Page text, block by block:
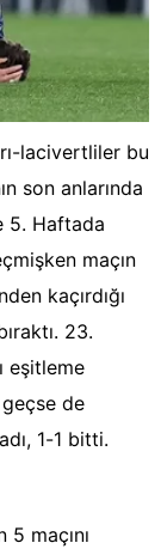
lacivertliler bu
son anlarında
5. Haftada
maçın
kaçırdığı
23.
eşitleme
de
1-1 bitti.
maçını